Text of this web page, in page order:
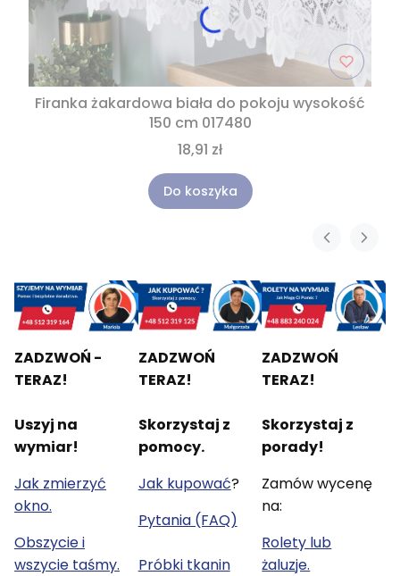
Firanka żakardowa biała do pokoju wysokość
150 cm 017480
18,91 zł
Do koszyka
ZADZWOŃ -
TERAZ!
Uszyj na
wymiar!
Jak zmierzyć
okno.
Obszycie i
wszycie taśmy.
ZADZWOŃ
TERAZ!
Skorzystaj z
pomocy.
Jak kupować?
Pytania (FAQ)
Próbki tkanin
ZADZWOŃ
TERAZ!
Skorzystaj z
porady!
Zamów wycenę
na:
Rolety lub
żaluzje.